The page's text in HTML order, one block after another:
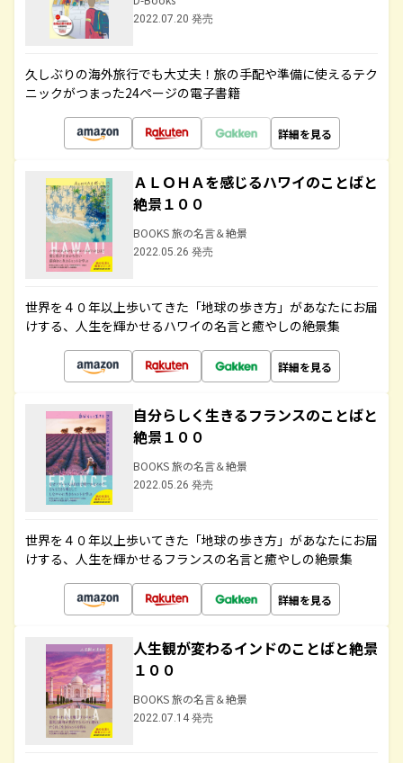
2022.07.20 発売
久しぶりの海外旅行でも大丈夫！旅の手配や準備に使えるテク
ニックがつまった24ページの電子書籍
詳細を見る
ＡＬＯＨＡを感じるハワイのことばと
絶景１００
BOOKS 旅の名言＆絶景
2022.05.26 発売
世界を４０年以上歩いてきた「地球の歩き方」があなたにお届
けする、人生を輝かせるハワイの名言と癒やしの絶景集
詳細を見る
自分らしく生きるフランスのことばと
絶景１００
BOOKS 旅の名言＆絶景
2022.05.26 発売
世界を４０年以上歩いてきた「地球の歩き方」があなたにお届
けする、人生を輝かせるフランスの名言と癒やしの絶景集
詳細を見る
人生観が変わるインドのことばと絶景
１００
BOOKS 旅の名言＆絶景
2022.07.14 発売